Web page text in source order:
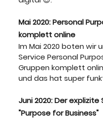
Mai 2020: Personal
komplett online
Im Mai 2020 boten wir
Service Personal
Gruppen komplett
und das hat super
Juni 2020: Der
"Purpose for Business"